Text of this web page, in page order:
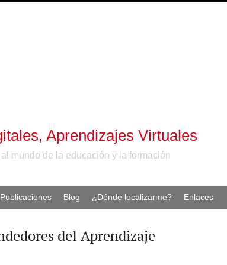
Aprendizajes Virtuales
mundo de la educación y la formación
Publicaciones Blog ¿Dónde localizarme? Enlaces
del Aprendizaje